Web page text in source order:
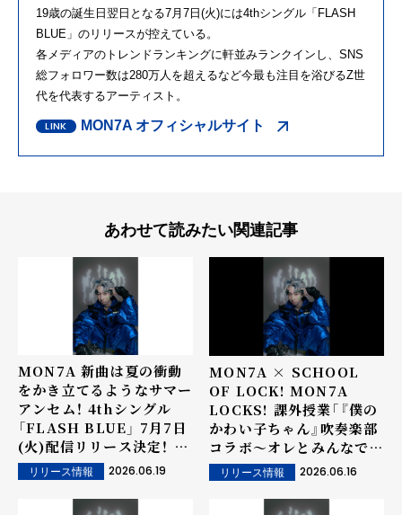
19歳の誕生日翌日となる7月7日(火)には4thシングル「FLASH
BLUE」のリリースが控えている。
各メディアのトレンドランキングに軒並みランクインし、SNS
総フォロワー数は280万人を超えるなど今最も注目を浴びるZ世
代を代表するアーティスト。
MON7A オフィシャルサイト
あわせて読みたい関連記事
MON7A 新曲は夏の衝動
をかき立てるようなサマー
アンセム！ 4thシングル
「FLASH BLUE」 7月7日
(火)配信リリース決定！ ジ
ャケット写真公開！
リリース情報 2026.06.19
MON7A × SCHOOL
OF LOCK! MON7A
LOCKS! 課外授業「『僕の
かわい子ちゃん』吹奏楽部
コラボ〜オレとみんなでア
ンサンブル♪〜」プロ演奏
者による壮大で感動的な参
考音源公開！
リリース情報 2026.06.16